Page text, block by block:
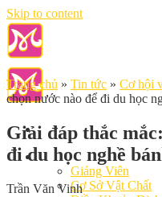
Skip to content
Giới Thiệu
Giảng Viên
Cơ Sở Vật Chất
Trang chủ » Tin tức » Cơ hội
chọn nước nào để đi du học
Giải đáp thắc
đi du học nghề
Trần Văn Vinh